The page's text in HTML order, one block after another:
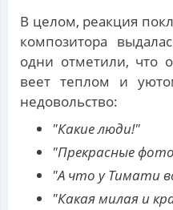
В целом, реакция
композитора
одни отметили, что
веет теплом и
недовольство:
"Какие люди!"
"Прекрасные
"А что у Тимати
"Какая милая и